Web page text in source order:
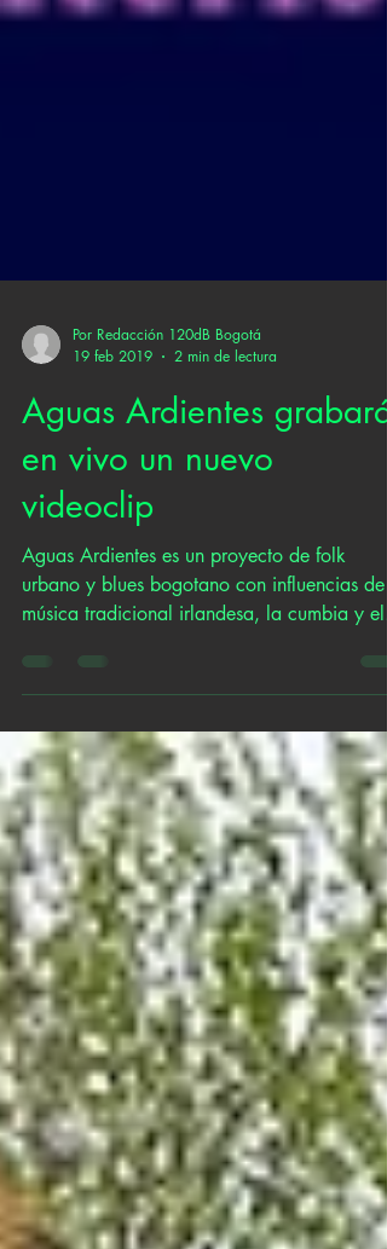
19 feb 2019
2 min de lectura
Aguas Ardientes grabará
en vivo un nuevo
videoclip
Aguas Ardientes es un proyecto de folk
punk...